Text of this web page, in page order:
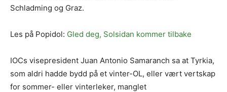
Schladming og Graz.
Les på Popidol: Gled deg, Solsidan kommer tilbake
IOCs visepresident Juan Antonio Samaranch sa at Tyrkia,
som aldri hadde bydd på et vinter-OL, eller vært vertskap
for sommer- eller vinterleker, manglet